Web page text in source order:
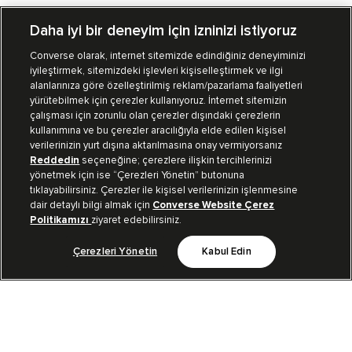
Mağazalarımız Sipariş Takibi
Müşteri İlişkileri
Koleksiyon
Kurumsal
Bizi Takip Et
Daha iyi bir deneyim için izninizi istiyoruz
Converse olarak, internet sitemizde edindiğiniz deneyiminizi
iyileştirmek, sitemizdeki işlevleri kişiselleştirmek ve ilgi
alanlarınıza göre özelleştirilmiş reklam/pazarlama faaliyetleri
yürütebilmek için çerezler kullanıyoruz. İnternet sitemizin
çalışması için zorunlu olan çerezler dışındaki çerezlerin
kullanımına ve bu çerezler aracılığıyla elde edilen kişisel
verilerinizin yurt dışına aktarılmasına onay vermiyorsanız
Reddedin seçeneğine; çerezlere ilişkin tercihlerinizi
yönetmek için ise “Çerezleri Yönetin” butonuna
tıklayabilirsiniz. Çerezler ile kişisel verilerinizin işlenmesine
dair detaylı bilgi almak için Converse Website Çerez
Politikamızı ziyaret edebilirsiniz.
Çerezleri Yönetin Kabul Edin